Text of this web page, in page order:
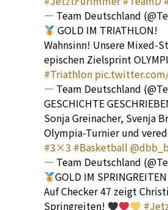
— Team Deutschland
GOLD IM TRIATHLON!
Wahnsinn! Unsere
epischen Zielsprint
#Triathlon
— Team Deutschland
GESCHICHTE
Sonja Greinacher, Svenja
Olympia-Turnier und
#3×3 #Basketball
— Team Deutschland
GOLD IM
Auf Checker 47 zeigt
Springreiten!